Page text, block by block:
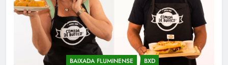
BAIXADA FLUMINENSE BXD